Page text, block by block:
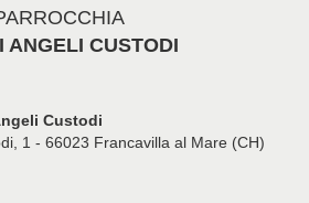
ANGELI CUSTODI
Custodi
1 - 66023 Francavilla al Mare (CH)